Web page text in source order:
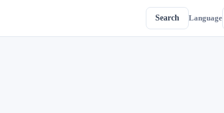
Search Language